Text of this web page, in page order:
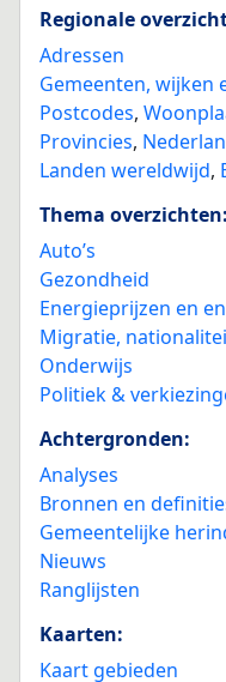
Regionale
Adressen
Gemeenten, wijken
Postcodes,
Provincies,
Landen wereldwijd,
Thema overzichten:
Auto’s
Gezondheid
Energieprijzen en
Migratie,
Onderwijs
Politiek &
Achtergronden:
Analyses
Bronnen en
Gemeentelijke
Nieuws
Ranglijsten
Kaarten:
Kaart gebieden